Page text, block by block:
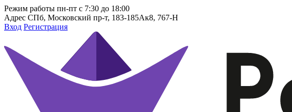
Режим работы пн-пт с 7:30 до 18:00
Адрес СПб, Московский пр-т, 183-185Ак8, 767-Н
Вход Регистрация